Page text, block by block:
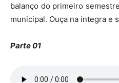
balanço do primeiro
municipal. Ouça na íntegra e
Parte 01